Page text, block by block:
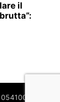
il